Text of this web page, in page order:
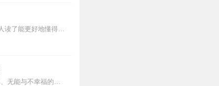
“黄帝内经说什么”系列全集：一套读了能让自己快速拥有天时、地利、人和的正能量书籍。年轻人读了能更好地懂得处事养身，变得强大；中年人读了会放下得失，随心所欲；老年...
人可以改变，人还可以获得幸福。所有人无一例外，都能如此。——阿德勒心理学一名深陷自卑、无能与不幸福的青年，听到了一名哲人主张的“世界无比单纯，人人都能幸福”便来...